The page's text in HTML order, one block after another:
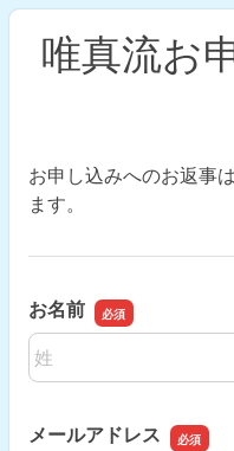
唯真流お
お申し込みへのお返事
ます。
お名前
名前の姓
メールアドレス